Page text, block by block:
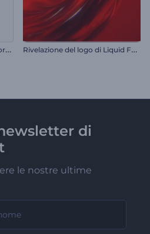
R
ivelazione del logo tramite formatura pulita R
ivelazione del logo di Liquid Fusion
di
le nostre ultime